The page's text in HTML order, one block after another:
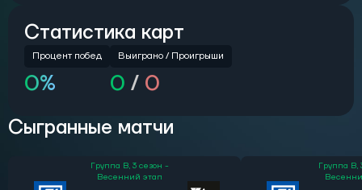
Статистика карт
Процент побед
0%
Выиграно / Проигрыши
0 / 0
Сыгранные матчи
Группа B, 3 сезон -
Весенний этап
Группа B,